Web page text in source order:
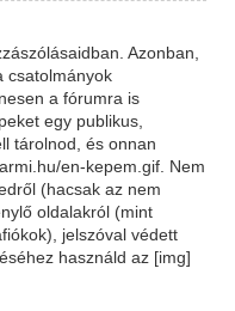
Azonban,
csatolmányok
a fórumra is
egy publikus,
tárolnod, és onnan
en-kepem.gif. Nem
(hacsak az nem
oldalakról (mint
jelszóval védett
használd az [img]